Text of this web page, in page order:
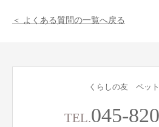
＜ よくある質問の一覧へ戻る
くらしの友 ペッ
TEL.045-